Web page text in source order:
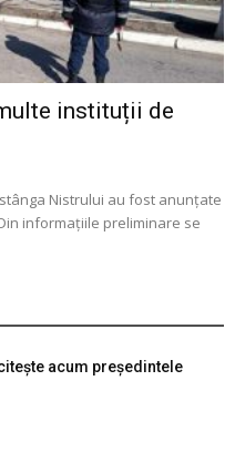
instituții de
Nistrului au fost anunțate
informațiile preliminare se
acum președintele